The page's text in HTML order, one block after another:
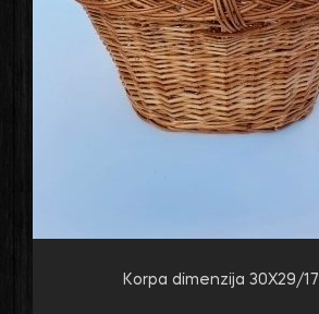
Korpa dimenzija 30X29/17